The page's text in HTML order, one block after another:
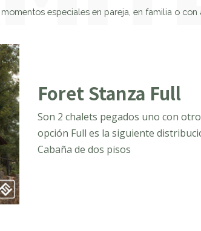
especiales en pareja, en familia o
Foret Stanza Full
Son 2 chalets pegados uno con
opción Full es la siguiente
Cabaña de dos pisos